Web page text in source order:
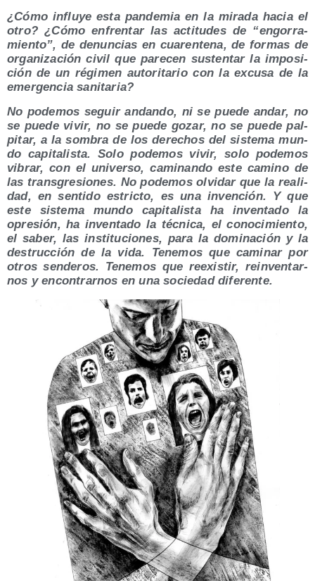
¿Cómo influ­ye esta pan­de­mia en la mira­da hacia el
otro? ¿Cómo enfren­tar las acti­tu­des de “engo­rra­
mien­to”, de denun­cias en cua­ren­te­na, de for­mas de
orga­ni­za­ción civil que pare­cen sus­ten­tar la impo­si­
ción de un régi­men auto­ri­ta­rio con la excu­sa de la
emer­gen­cia sanitaria?
No pode­mos seguir andan­do, ni se pue­de andar, no
se pue­de vivir, no se pue­de gozar, no se pue­de pal­
pi­tar, a la som­bra de los dere­chos del sis­te­ma mun­
do capi­ta­lis­ta. Solo pode­mos vivir, solo pode­mos
vibrar, con el uni­ver­so, cami­nan­do este camino de
las trans­gre­sio­nes. No pode­mos olvi­dar que la reali­
dad, en sen­ti­do estric­to, es una inven­ción. Y que
este sis­te­ma mun­do capi­ta­lis­ta ha inven­ta­do la
opre­sión, ha inven­ta­do la téc­ni­ca, el cono­ci­mien­to,
el saber, las ins­ti­tu­cio­nes, para la domi­na­ción y la
des­truc­ción de la vida. Tene­mos que cami­nar por
otros sen­de­ros. Tene­mos que reexis­tir, rein­ven­tar­
nos y encon­trar­nos en una socie­dad diferente.